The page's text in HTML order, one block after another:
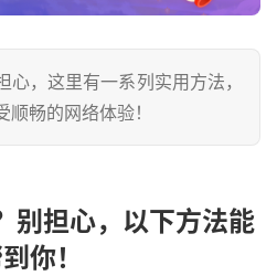
，这里有一系列实用方法，
畅的网络体验！
别担心，以下方法能
你！